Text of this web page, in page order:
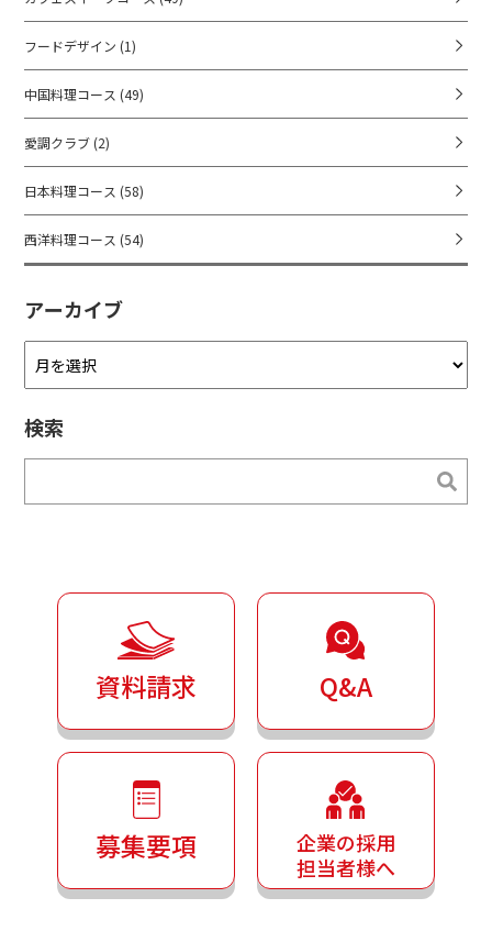
フードデザイン (1)
中国料理コース (49)
愛調クラブ (2)
日本料理コース (58)
西洋料理コース (54)
アーカイブ
ー
イ
検索
検索
資料請求 Q&A
募集要項
企業の採用
担当者様へ